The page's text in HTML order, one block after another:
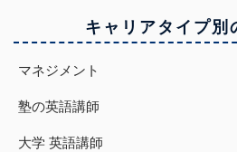
キャリアタイプ別
マネジメント
塾の英語講師
大学 英語講師